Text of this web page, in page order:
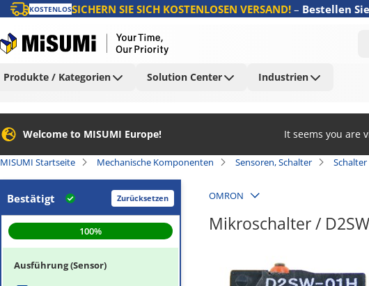
KOSTENLOSSICHERN SIE SICH KOSTENLOSEN VERSAND!– Bestellen
Produkte / Kategorien Solution Center Industrien
Welcome to MISUMI Europe! It seems you are
MISUMI Startseite Mechanische Komponenten Sensoren, Schalter Schalter
Bestätigt Zurücksetzen
100%
Ausführung (Sensor)
OMRON
Mikroschalter /